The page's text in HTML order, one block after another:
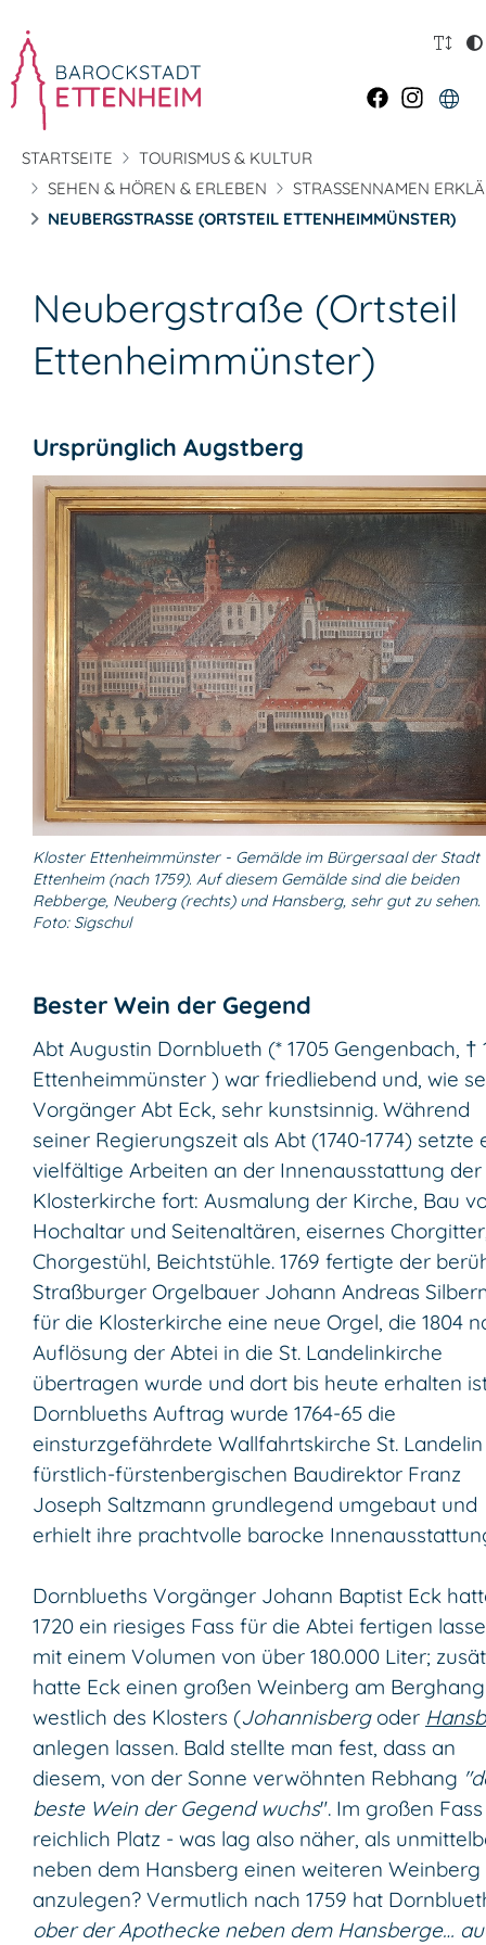
STARTSEITE
TOURISMUS & KULTUR
SEHEN & HÖREN & ERLEBEN
STRASSENNAMEN
NEUBERGSTRASSE (ORTSTEIL ETTENHEIMMÜNSTER)
Neubergstraße (Ortsteil
Ettenheimmünster)
Ursprünglich Augstberg
Kloster Ettenheimmünster - Gemälde im Bürgersaal der Stadt
Ettenheim (nach 1759). Auf diesem Gemälde sind die beiden
Rebberge, Neuberg (rechts) und Hansberg, sehr gut zu sehen.
Foto: Sigschul
Bester Wein der Gegend
Abt Augustin Dornblueth (* 1705 Gengenbach, †
Ettenheimmünster ) war friedliebend und, wie
Vorgänger Abt Eck, sehr kunstsinnig. Während
seiner Regierungszeit als Abt (1740-1774) setzte
vielfältige Arbeiten an der Innenausstattung der
Klosterkirche fort: Ausmalung der Kirche, Bau
Hochaltar und Seitenaltären, eisernes
Chorgestühl, Beichtstühle. 1769 fertigte der
Straßburger Orgelbauer Johann Andreas
für die Klosterkirche eine neue Orgel, die 1804
Auflösung der Abtei in die St. Landelinkirche
übertragen wurde und dort bis heute erhalten
Dornblueths Auftrag wurde 1764-65 die
einsturzgefährdete Wallfahrtskirche St.
fürstlich-fürstenbergischen Baudirektor Franz
Joseph Saltzmann grundlegend umgebaut und
erhielt ihre prachtvolle barocke
Dornblueths Vorgänger Johann Baptist Eck
1720 ein riesiges Fass für die Abtei fertigen
mit einem Volumen von über 180.000 Liter;
hatte Eck einen großen Weinberg am Berghang
westlich des Klosters (Johannisbergoder
anlegen lassen. Bald stellte man fest, dass an
diesem, von der Sonne verwöhnten Rebhang
beste Wein der Gegend wuchs". Im großen
reichlich Platz - was lag also näher, als
neben dem Hansberg einen weiteren Weinberg
anzulegen? Vermutlich nach 1759 hat
ober der Apothecke neben dem Hansberge…